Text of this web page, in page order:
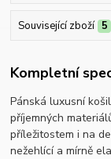
Související zboží 5
Kompletní
Pánská luxusní
příjemných
příležitostem i na
nežehlící a mírně